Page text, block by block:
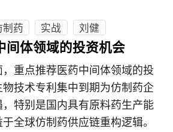
制药 实战
刘健
间体领域的投资机会
重点推荐医药中间体领域的投
技术专利集中到期为仿制药企
特别是国内具有原料药生产能
全球仿制药供应链重构逻辑。